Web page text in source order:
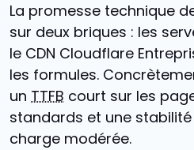
La promesse technique
sur deux briques : les
le CDN Cloudflare
les formules.
un TTFB court sur les
standards et une
charge modérée.